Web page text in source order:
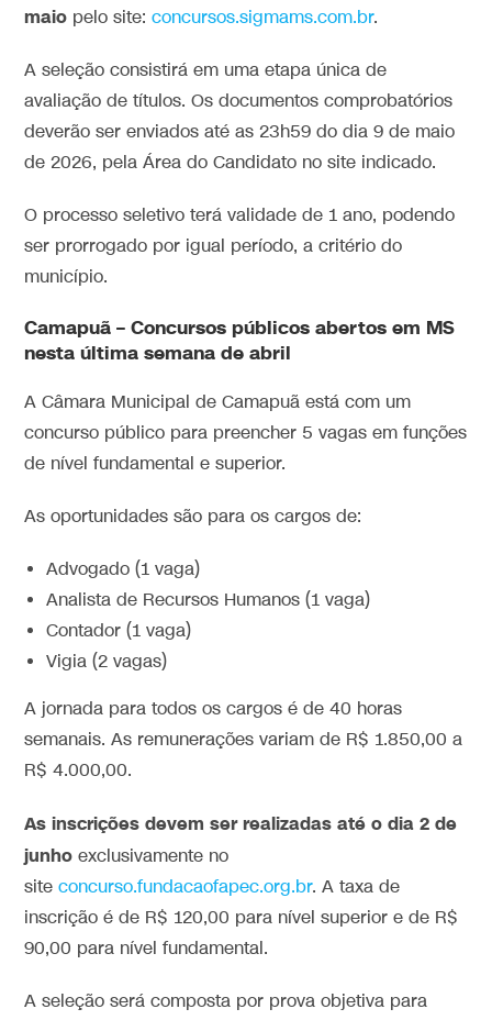
maio pelo site:concursos.sigmams.com.br.
A seleção consistirá em uma etapa única de
avaliação de títulos. Os documentos comprobatórios
deverão ser enviados até as 23h59 do dia 9 de maio
de 2026, pela Área do Candidato no site indicado.
O processo seletivo terá validade de 1 ano, podendo
ser prorrogado por igual período, a critério do
município.
Camapuã –Concursos públicos abertos em MS
nesta última semana de abril
A Câmara Municipal de Camapuã está com um
concurso público para preencher 5 vagas em funções
de nível fundamental e superior.
As oportunidades são para os cargos de:
Advogado (1 vaga)
Analista de Recursos Humanos (1 vaga)
Contador (1 vaga)
Vigia (2 vagas)
A jornada para todos os cargos é de 40 horas
semanais. As remunerações variam de R$ 1.850,00 a
R$ 4.000,00.
As inscrições devem ser realizadas até o dia 2 de
junhoexclusivamente no
siteconcurso.fundacaofapec.org.br. A taxa de
inscrição é de R$ 120,00 para nível superior e de R$
90,00 para nível fundamental.
A seleção será composta por prova objetiva para